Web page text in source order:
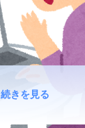
続きを見る